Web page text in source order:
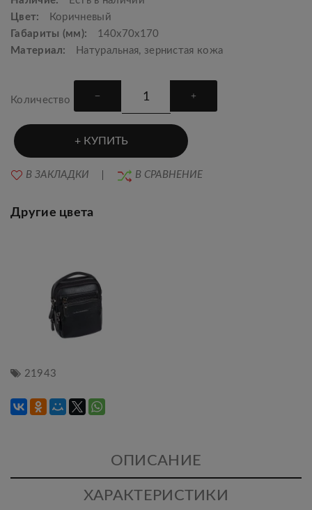
Цвет:
Коричневый
Габариты (мм):
140x70x170
Материал:
Натуральная, зернистая кожа
Количество
КУПИТЬ
В ЗАКЛАДКИ В СРАВНЕНИЕ
Другие цвета
21943
ОПИСАНИЕ
ХАРАКТЕРИСТИКИ